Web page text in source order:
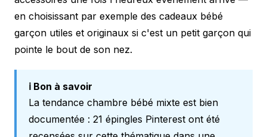
en choisissant par exemple des cadeaux bébé
garçon utiles et originaux si c'est un petit garçon qui
pointe le bout de son nez.
ℹ️ Bon à savoir
La tendance chambre bébé mixte est bien
documentée : 21 épingles Pinterest ont été